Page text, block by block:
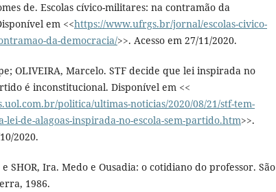
de. Escolas cívico-militares: na contramão da
em <<https://www.ufrgs.br/jornal/escolas-civico-
da-democracia/>>. Acesso em 27/11/2020.
OLIVEIRA, Marcelo. STF decide que lei inspirada no
é inconstitucional. Disponível em <<
politica/ultimas-noticias/2020/08/21/stf-tem-
lei-de-alagoas-inspirada-no-escola-sem-partido.htm>>.
2020.
e SHOR, Ira. Medo e Ousadia: o cotidiano do professor. São
1986.